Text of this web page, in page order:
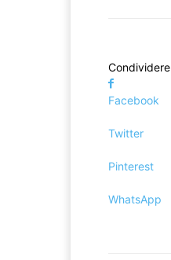
Condividere
Facebook
Twitter
Pinterest
WhatsApp